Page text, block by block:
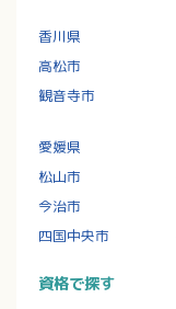
香川県
高松市
観音寺市
愛媛県
松山市
今治市
四国中央市
資格で探す